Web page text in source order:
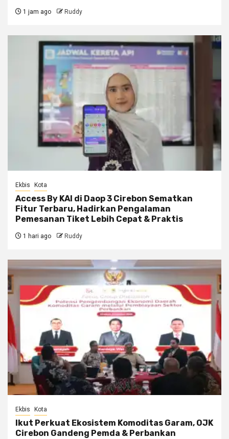
1 jam ago Ruddy
Ekbis Kota
Access By KAI di Daop 3 Cirebon Sematkan
Fitur Terbaru, Hadirkan Pengalaman
Pemesanan Tiket Lebih Cepat & Praktis
1 hari ago Ruddy
Ekbis Kota
Ikut Perkuat Ekosistem Komoditas Garam, OJK
Cirebon Gandeng Pemda & Perbankan